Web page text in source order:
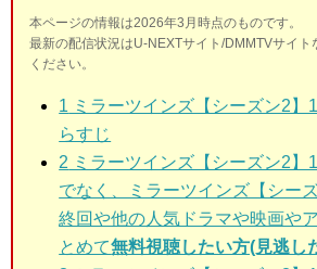
本ページの情報は2026年3月時点のものです。
最新の配信状況はU-NEXTサイト/DMMTVサイ
ください。
1 ミラーツインズ【シーズン2】
らすじ
2 ミラーツインズ【シーズン2】
でなく、ミラーツインズ【シー
終回や他の人気ドラマや映画や
とめて無料視聴したい方(見逃し